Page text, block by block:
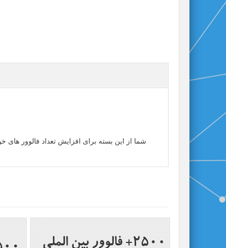
شما از این بسته برای افزایش تعداد فالوور